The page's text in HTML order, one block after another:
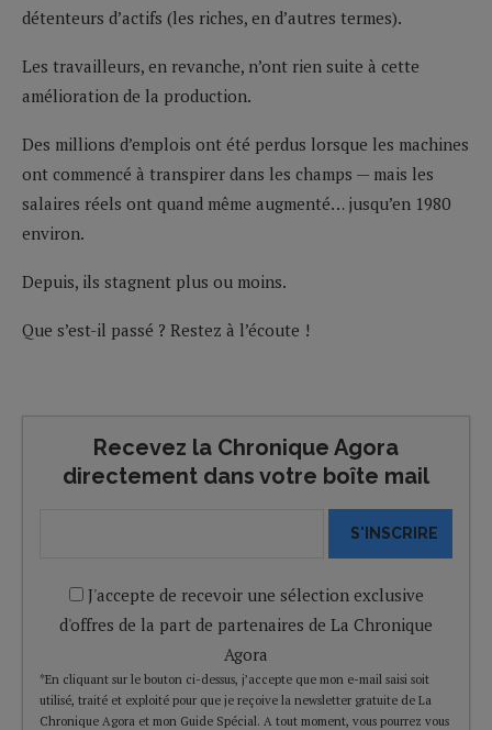
détenteurs d’actifs (les riches, en d’autres termes).
Les travailleurs, en revanche, n’ont rien suite à cette
amélioration de la production.
Des millions d’emplois ont été perdus lorsque les machines
ont commencé à transpirer dans les champs — mais les
salaires réels ont quand même augmenté… jusqu’en 1980
environ.
Depuis, ils stagnent plus ou moins.
Que s’est-il passé ? Restez à l’écoute !
Recevez la Chronique Agora
directement dans votre boîte mail
S'INSCRIRE
J'accepte de recevoir une sélection exclusive
d'offres de la part de partenaires de La Chronique
Agora
*En cliquant sur le bouton ci-dessus, j’accepte que mon e-mail saisi soit
utilisé, traité et exploité pour que je reçoive la newsletter gratuite de La
Chronique Agora et mon Guide Spécial. A tout moment, vous pourrez vous